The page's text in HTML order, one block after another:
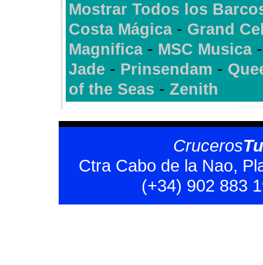
Mostrar Todos los
Costa Mágica- Grand
Magnifica- MSC Musica
Jade - Prinsendam -
of the Seas - Zenith
CrucerosTu
Ctra Cabo de la Nao,
(+34) 902 883